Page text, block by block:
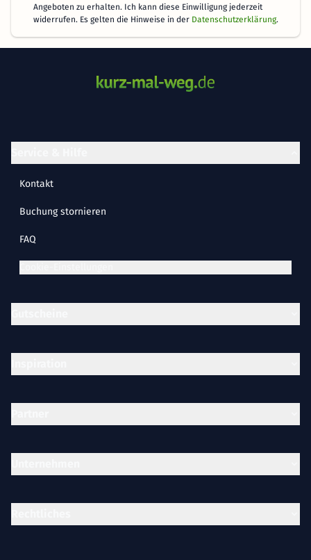
Angeboten zu erhalten. Ich kann diese Einwilligung jederzeit
widerrufen. Es gelten die Hinweise in der Datenschutzerklärung.
Kontakt
Buchung stornieren
FAQ